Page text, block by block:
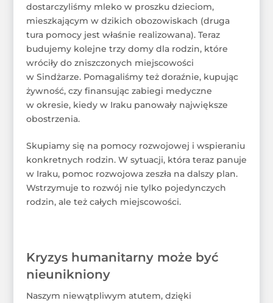
dostarczyliśmy mleko w proszku dzieciom,
mieszkającym w dzikich obozowiskach (druga
tura pomocy jest właśnie realizowana). Teraz
budujemy kolejne trzy domy dla rodzin, które
wróciły do zniszczonych miejscowości
w Sindżarze. Pomagaliśmy też doraźnie, kupując
żywność, czy finansując zabiegi medyczne
w okresie, kiedy w Iraku panowały największe
obostrzenia.
Skupiamy się na pomocy rozwojowej i wspieraniu
konkretnych rodzin. W sytuacji, która teraz panuje
w Iraku, pomoc rozwojowa zeszła na dalszy plan.
Wstrzymuje to rozwój nie tylko pojedynczych
rodzin, ale też całych miejscowości.
Kryzys humanitarny może być
nieunikniony
Naszym niewątpliwym atutem, dzięki